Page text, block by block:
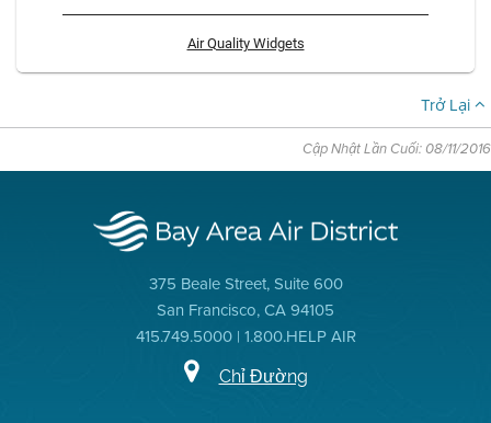
Air Quality Widgets
Trở Lại
Cập Nhật Lần Cuối: 08/11/2016
375 Beale Street, Suite 600
San Francisco, CA 94105
415.749.5000 | 1.800.HELP AIR
Chỉ Đường